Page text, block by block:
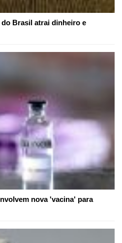
Brasil atrai dinheiro e
nova 'vacina' para